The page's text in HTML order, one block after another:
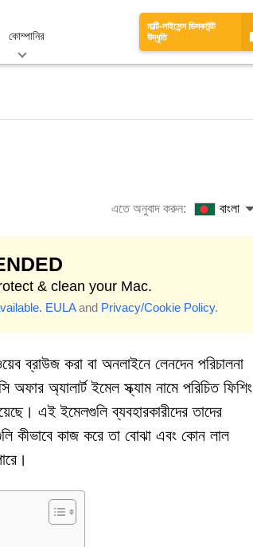
কোম্পানির
মাল্টি-লাইসেন্স ডিসকাউন্ট
উদ্ধৃতি
এতে অনুবাদ করুন: বাংলা
& clean your Mac.
EULAand Privacy/Cookie Policy.
ব্রাউজ করা বা অনলাইনে লেনদেন পরিচালনা
অ্যালার্ট ইমেল স্ক্যাম নামে পরিচিত ফিশিং
এই ইমেলগুলি ব্যবহারকারীদের তাদের
কীভাবে কাজ করে তা বোঝা এবং কোন লাল